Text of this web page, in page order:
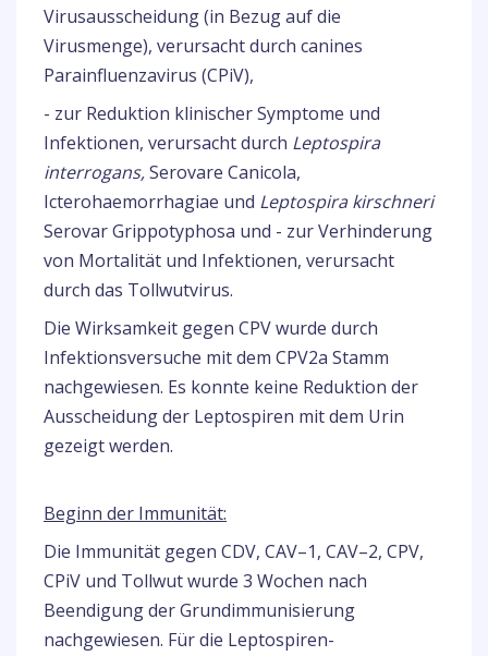
Virusausscheidung (in Bezug auf die
Virusmenge), verursacht durch canines
Parainfluenzavirus (CPiV),
- zur Reduktion klinischer Symptome und
Infektionen, verursacht durch Leptospira
interrogans,Serovare Canicola,
Icterohaemorrhagiae und Leptospira kirschneri
Serovar Grippotyphosa und - zur Verhinderung
von Mortalität und Infektionen, verursacht
durch das Tollwutvirus.
Die Wirksamkeit gegen CPV wurde durch
Infektionsversuche mit dem CPV2a Stamm
nachgewiesen. Es konnte keine Reduktion der
Ausscheidung der Leptospiren mit dem Urin
gezeigt werden.
Beginn der Immunität:
Die Immunität gegen CDV, CAV–1, CAV–2, CPV,
CPiV und Tollwut wurde 3 Wochen nach
Beendigung der Grundimmunisierung
nachgewiesen. Für die Leptospiren-